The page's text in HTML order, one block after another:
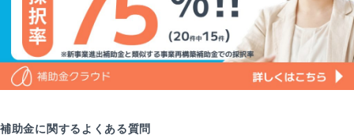
補助金に関するよくある質問